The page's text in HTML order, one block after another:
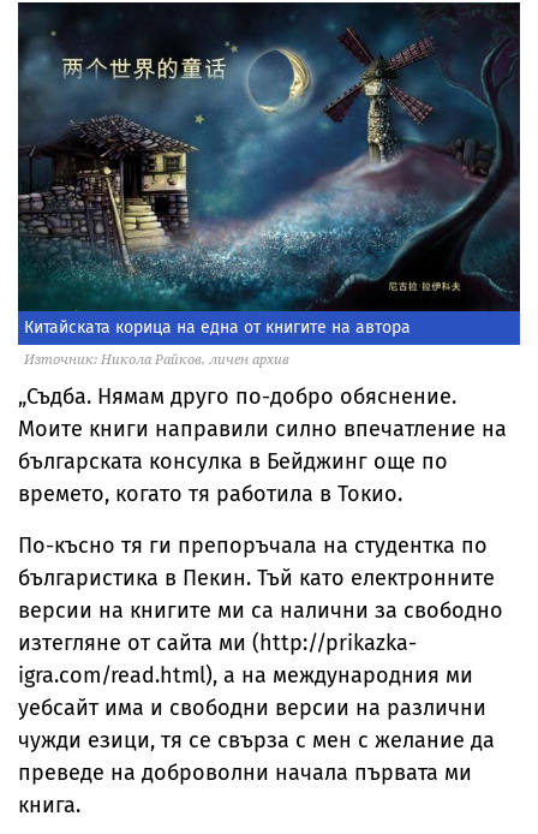
Китайската корица на една от книгите на автора
Източник: Никола Райков, личен архив
„Съдба. Нямам друго по-добро обяснение.
Моите книги направили силно впечатление на
българската консулка в Бейджинг още по
времето, когато тя работила в Токио.
По-късно тя ги препоръчала на студентка по
българистика в Пекин. Тъй като електронните
версии на книгите ми са налични за свободно
изтегляне от сайта ми (http://prikazka-
igra.com/read.html), а на международния ми
уебсайт има и свободни версии на различни
чужди езици, тя се свърза с мен с желание да
преведе на доброволни начала първата ми
книга.